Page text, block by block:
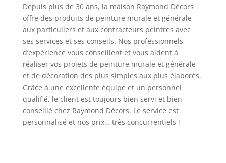
Depuis plus de 30 ans, la maison Raymond Décors
offre des produits de peinture murale et générale
aux particuliers et aux contracteurs peintres avec
ses services et ses conseils. Nos professionnels
d’expérience vous conseillent et vous aident à
réaliser vos projets de peinture murale et générale
et de décoration des plus simples aux plus élaborés.
Grâce à une excellente équipe et un personnel
qualifié, le client est toujours bien servi et bien
conseillé chez Raymond Décors. Le service est
personnalisé et nos prix… très concurrentiels !